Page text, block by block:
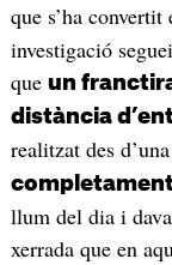
que s’ha convertit
investigació
que un
distància
realitzat des
llum del dia i
xerrada que en